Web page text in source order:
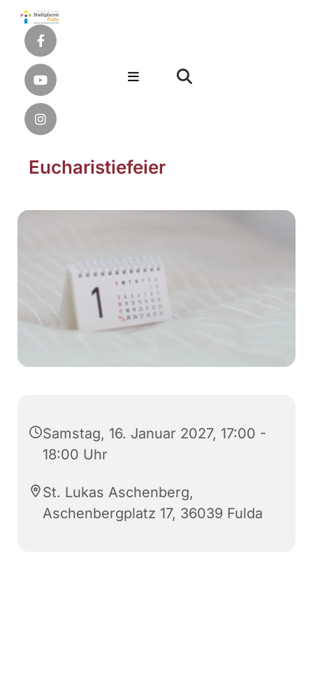
Eucharistiefeier
Samstag, 16. Januar 2027, 17:00 -
18:00 Uhr
St. Lukas Aschenberg,
Aschenbergplatz 17, 36039 Fulda